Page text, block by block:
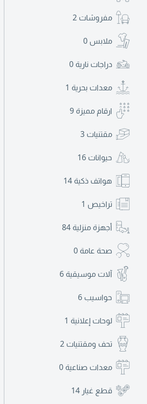
مفروشات 2
ملابس 0
دراجات نارية 0
معدات بحرية 1
ارقام مميزة 9
مقتنيات 3
حيوانات 16
هواتف ذكية 14
تراخيص 1
أجهزة منزلية 84
صحة عامة 0
آلات موسيقية 6
حواسيب 6
لوحات إعلانية 1
تحف ومقتنيات 2
معدات صناعية 0
قطع غيار 14